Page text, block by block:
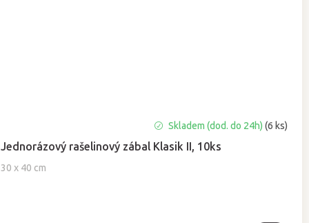
Jednorázový rašelinový zábal Klasik II, 10ks
30 x 40 cm
hodnocení
produktu
je
Skladem (dod. do 24h)(6 ks)